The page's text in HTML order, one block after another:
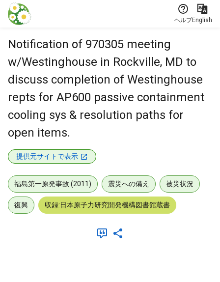
本文に飛ぶ
ヘルプEnglish
Notification of 970305 meeting
w/Westinghouse in Rockville, MD to
discuss completion of Westinghouse
repts for AP600 passive containment
cooling sys & resolution paths for
open items.
提供元サイトで表示
福島第一原発事故 (2011) 震災への備え 被災状況
復興 収録:日本原子力研究開発機構図書館蔵書